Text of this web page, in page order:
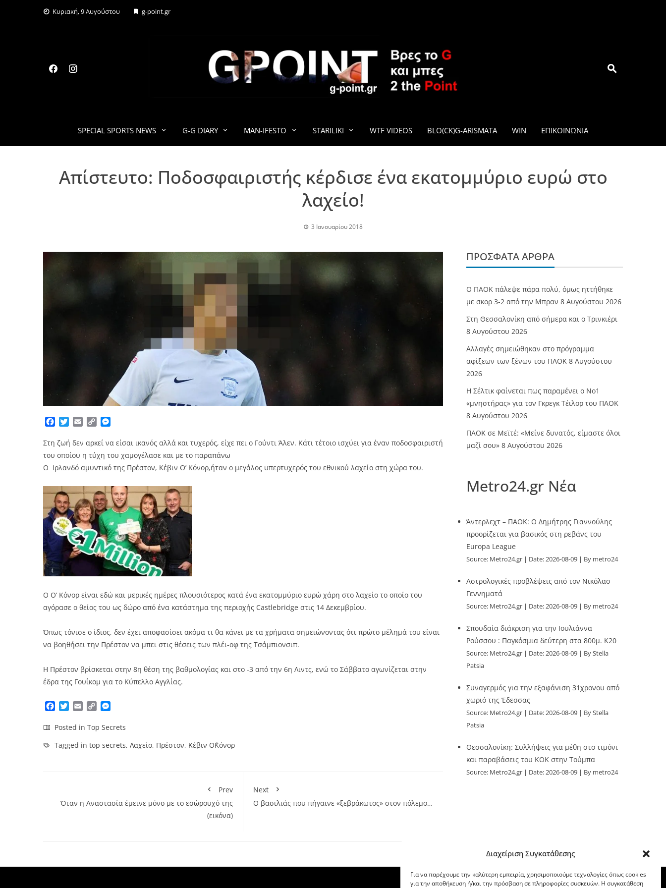
Διαχείριση Συγκατάθεσης
Για να παρέχουμε την καλύτερη εμπειρία, χρησιμοποιούμε τεχνολογίες όπως cookies
για την αποθήκευση ή/και την πρόσβαση σε πληροφορίες συσκευών. Η συγκατάθεση
Κυριακή, 9 Αυγούστου g-point.gr
G-POINT.GR
SPECIAL SPORTS NEWS G-G DIARY MAN-IFESTO STARILIKI WTF VIDEOS BLO(CK)G-ARISMATA WIN ΕΠΙΚΟΙΝΩΝΊΑ
Aπίστευτο: Ποδοσφαιριστής κέρδισε ένα εκατομμύριο ευρώ στο
λαχείο!
3 Ιανουαρίου 2018
Facebook
TwitterEmailCopy
Στη ζωή δεν αρκεί να είσαι ικανός αλλά και τυχερός, είχε πει ο Γούντι Άλεν. Κάτι τέτοιο ισχύει για έναν ποδοσφαιριστή
του οποίου η τύχη του χαμογέλασε και με το παραπάνω
Ο Ιρλανδό αμυντικό της Πρέστον, Κέβιν Ο’ Κόνορ,ήταν ο μεγάλος υπερτυχερός του εθνικού λαχείο στη χώρα του.
Ο Ο’ Κόνορ είναι εδώ και μερικές ημέρες πλουσιότερος κατά ένα εκατομμύριο ευρώ χάρη στο λαχείο το οποίο του
αγόρασε ο θείος του ως δώρο από ένα κατάστημα της περιοχής Castlebridge στις 14 Δεκεμβρίου.
Όπως τόνισε ο ίδιος, δεν έχει αποφασίσει ακόμα τι θα κάνει με τα χρήματα σημειώνοντας ότι πρώτο μέλημά του είναι
να βοηθήσει την Πρέστον να μπει στις θέσεις των πλέι-οφ της Τσάμπιονσιπ.
Η Πρέστον βρίσκεται στην 8η θέση της βαθμολογίας και στο -3 από την 6η Λιντς, ενώ το Σάββατο αγωνίζεται στην
έδρα της Γουίκομ για το Κύπελλο Αγγλίας.
Facebook
TwitterEmailCopy
Posted in Top Secrets
Tagged in top secrets, Λαχείο, Πρέστον, Κέβιν Ο΄Κόνορ
Prev
Όταν η Αναστασία έμεινε μόνο με το εσώρουχό της
(εικόνα)
Next
Ο βασιλιάς που πήγαινε «ξεβράκωτος» στον πόλεμο…
ΠΡΌΣΦΑΤΑ ΆΡΘΡΑ
Ο ΠΑΟΚ πάλεψε πάρα πολύ, όμως ηττήθηκε
με σκορ 3-2 από την Μπραν 8 Αυγούστου 2026
Στη Θεσσαλονίκη από σήμερα και ο Τρινκιέρι
8 Αυγούστου 2026
Αλλαγές σημειώθηκαν στο πρόγραμμα
αφίξεων των ξένων του ΠΑΟΚ 8 Αυγούστου
2026
Η Σέλτικ φαίνεται πως παραμένει ο Νο1
«μνηστήρας» για τον Γκρεγκ Τέιλορ του ΠΑΟΚ
8 Αυγούστου 2026
ΠΑΟΚ σε Μεϊτέ: «Μείνε δυνατός, είμαστε όλοι
μαζί σου» 8 Αυγούστου 2026
Metro24.gr Νέα
Άντερλεχτ – ΠΑΟΚ: Ο Δημήτρης Γιαννούλης
προορίζεται για βασικός στη ρεβάνς του
Europa League
Source: Metro24.gr Date: 2026-08-09 By metro24
Αστρολογικές προβλέψεις από τον Νικόλαο
Γεννηματά
Source: Metro24.gr Date: 2026-08-09 By metro24
Σπουδαία διάκριση για την Ιουλιάννα
Ρούσσου : Παγκόσμια δεύτερη στα 800μ. Κ20
Source: Metro24.gr Date: 2026-08-09
By Stella
Patsia
Συναγερμός για την εξαφάνιση 31χρονου από
χωριό της Έδεσσας
Source: Metro24.gr Date: 2026-08-09
By Stella
Patsia
Θεσσαλονίκη: Συλλήψεις για μέθη στο τιμόνι
και παραβάσεις του ΚΟΚ στην Τούμπα
Source: Metro24.gr Date: 2026-08-09 By metro24